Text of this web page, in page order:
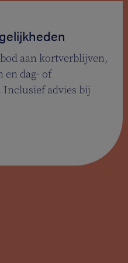
aan kortverblijven,
en dag- of
Inclusief advies bij